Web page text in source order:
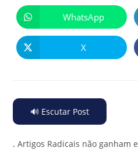
WhatsApp
X
🔊 Escutar Post
. Artigos Radicais não ganham